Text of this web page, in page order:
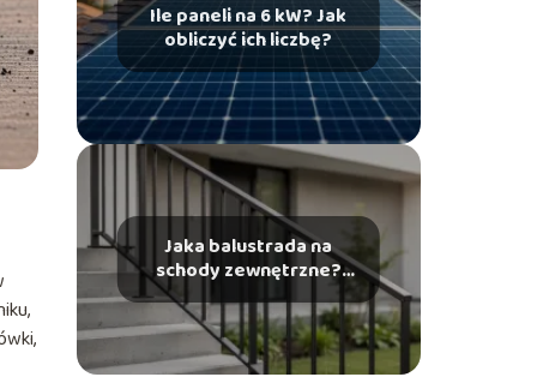
Ile paneli na 6 kW? Jak
obliczyć ich liczbę?
Jaka balustrada na
schody zewnętrzne?
Praktyczny poradnik